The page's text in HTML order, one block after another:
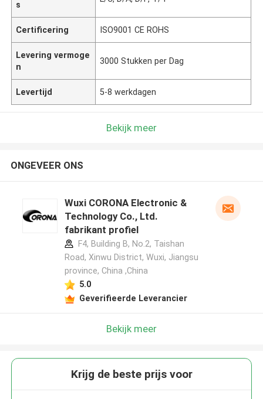
s
Certificering ISO9001 CE ROHS
Levering vermoge
n
3000 Stukken per Dag
Levertijd 5-8 werkdagen
Bekijk meer
ONGEVEER ONS
Wuxi CORONA Electronic &
Technology Co., Ltd.
fabrikant profiel
F4, Building B, No.2, Taishan
Road, Xinwu District, Wuxi, Jiangsu
province, China ,China
5.0
Geverifieerde Leverancier
Bekijk meer
Krijg de beste prijs voor